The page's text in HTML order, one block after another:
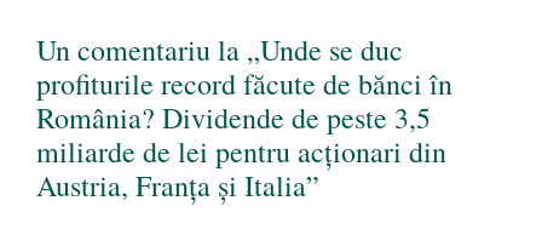
Un comentariu la „Unde se duc
profiturile record făcute de bănci în
România? Dividende de peste 3,5
miliarde de lei pentru acționari din
Austria, Franța și Italia”